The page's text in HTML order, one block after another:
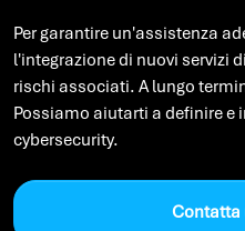
Per garantire un'assistenza
l'integrazione di nuovi servizi
rischi associati. A lungo
Possiamo aiutarti a definire e
cybersecurity.
Contatta